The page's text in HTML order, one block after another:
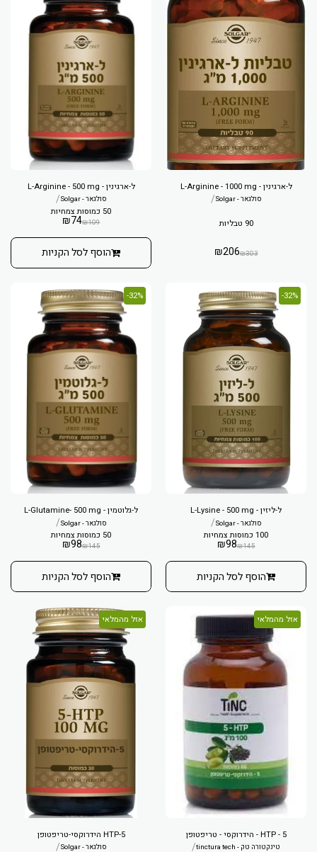
ל-ארגינין - L-Arginine - 1000 mg
סולגאר - Solgar /
90 טבליות
₪303
₪206
ל-ארגינין - L-Arginine - 500 mg
סולגאר - Solgar /
50 כמוסות צמחיות
₪109
₪74
הוסף לסל הקניות
32%-
ל-ליזין - L-Lysine - 500 mg
סולגאר - Solgar /
100 כמוסות צמחיות
₪145
₪98
הוסף לסל הקניות
32%-
ל-גלוטמין - L-Glutamine- 500 mg
סולגאר - Solgar /
50 כמוסות צמחיות
₪145
₪98
הוסף לסל הקניות
אזל מהמלאי
5 - HTP - הידרוקסי - טריפטופן
טינקטורה טק - tinctura tech /
אזל מהמלאי
5-HTP הידרוקסי-טריפטופן
סולגאר - Solgar /